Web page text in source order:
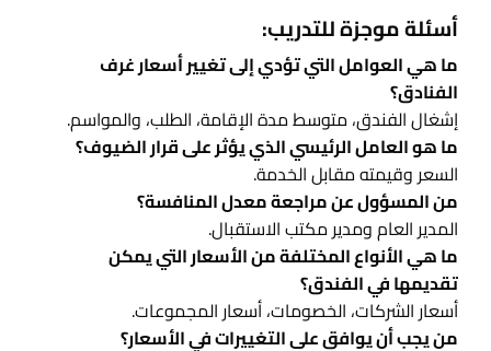
أسئلة موجزة للتدريب:
ما هي العوامل التي تؤدي إلى تغيير أسعار غرف
الفنادق؟
إشغال الفندق، متوسط مدة الإقامة، الطلب، والمواسم.
ما هو العامل الرئيسي الذي يؤثر على قرار الضيوف؟
السعر وقيمته مقابل الخدمة.
من المسؤول عن مراجعة معدل المنافسة؟
المدير العام ومدير مكتب الاستقبال.
ما هي الأنواع المختلفة من الأسعار التي يمكن
تقديمها في الفندق؟
أسعار الشركات، الخصومات، أسعار المجموعات.
من يجب أن يوافق على التغييرات في الأسعار؟